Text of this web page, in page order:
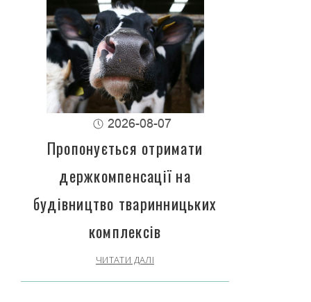
2026-08-07
Пропонується отримати
держкомпенсації на
будівництво тваринницьких
комплексів
ЧИТАТИ ДАЛІ